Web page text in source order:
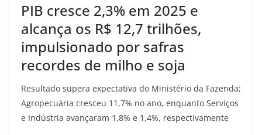
PIB cresce 2,3% em 2025 e
alcança os R$ 12,7 trilhões,
impulsionado por safras
recordes de milho e soja
Resultado supera expectativa do Ministério da Fazenda;
Agropecuária cresceu 11,7% no ano, enquanto Serviços
e Indústria avançaram 1,8% e 1,4%, respectivamente